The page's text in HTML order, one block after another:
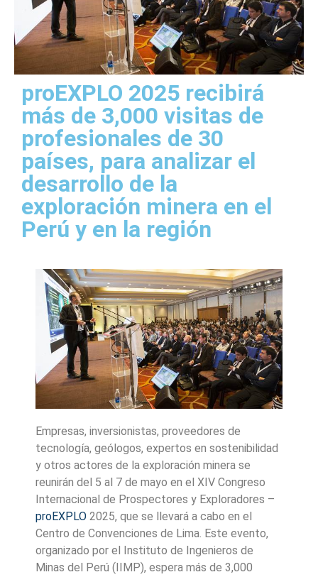
proEXPLO 2025 recibirá
más de 3,000 visitas de
profesionales de 30
países, para analizar el
desarrollo de la
exploración minera en el
Perú y en la región
Empresas, inversionistas, proveedores de
tecnología, geólogos, expertos en sostenibilidad
y otros actores de la exploración minera se
reunirán del 5 al 7 de mayo en el XIV Congreso
Internacional de Prospectores y Exploradores –
proEXPLO 2025, que se llevará a cabo en el
Centro de Convenciones de Lima. Este evento,
organizado por el Instituto de Ingenieros de
Minas del Perú (IIMP), espera más de 3,000